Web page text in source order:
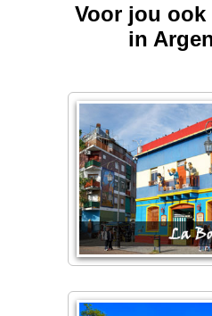
Voor jou
in